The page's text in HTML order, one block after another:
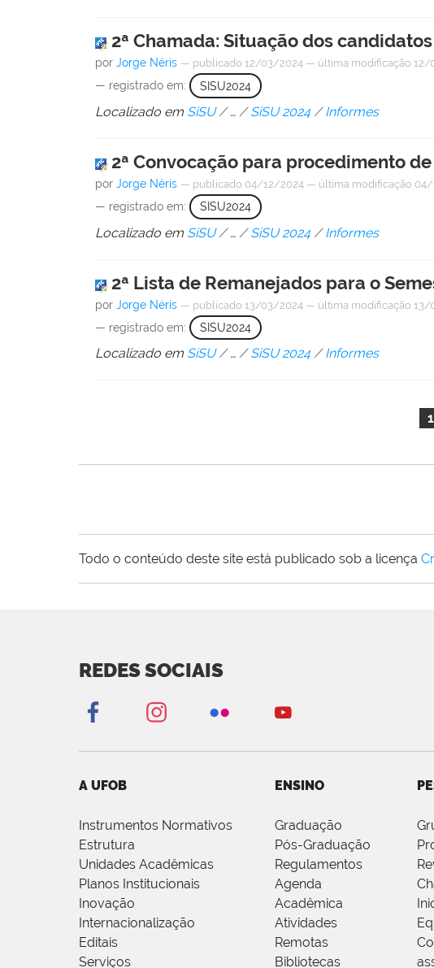
2ª Chamada: Situação dos
porJorge Néris — publicado 12/03/2024 — última modificação 12/
— registrado em: SISU2024
Localizado em SiSU /…/SiSU 2024 /Informes
2ª Convocação para procedimento
porJorge Néris — publicado 04/12/2024 — última modificação 04/
— registrado em: SISU2024
Localizado em SiSU /… /SiSU 2024 /Informes
2ª Lista de Remanejados para o
porJorge Néris — publicado 13/03/2024 — última modificação 13/
— registrado em: SISU2024
Localizado em SiSU /…/SiSU 2024 /Informes
1
Todo o conteúdo deste site está publicado sob a licença
REDES SOCIAIS
A UFOB
Instrumentos Normativos
Estrutura
Unidades Acadêmicas
Planos Institucionais
Inovação
Internacionalização
Editais
Serviços
ENSINO
Graduação
Pós-Graduação
Regulamentos
Agenda
Acadêmica
Atividades
Remotas
Bibliotecas